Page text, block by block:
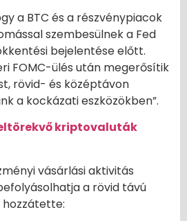
a BTC és a részvénypiacok
szembesülnek a Fed
bejelentése előtt.
FOMC-ülés után megerősítik
rövid- és középtávon
a kockázati eszközökben”.
kriptovaluták
vásárlási aktivitás
a rövid távú